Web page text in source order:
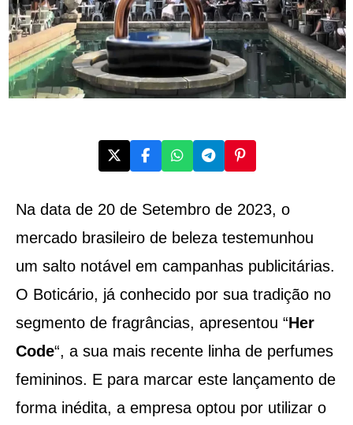
Na data de 20 de Setembro de 2023, o
mercado brasileiro de beleza testemunhou
um salto notável em campanhas publicitárias.
O Boticário, já conhecido por sua tradição no
segmento de fragrâncias, apresentou “Her
Code“, a sua mais recente linha de perfumes
femininos. E para marcar este lançamento de
forma inédita, a empresa optou por utilizar o